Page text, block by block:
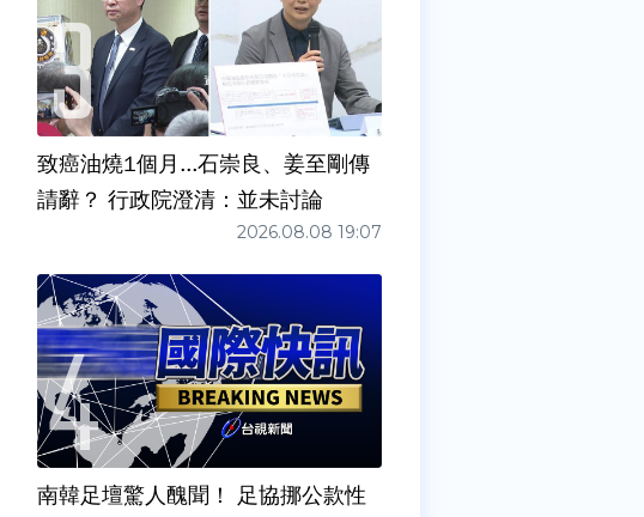
致癌油燒1個月...石崇良、姜至剛傳
請辭？ 行政院澄清：並未討論
2026.08.08 19:07
南韓足壇驚人醜聞！ 足協挪公款性